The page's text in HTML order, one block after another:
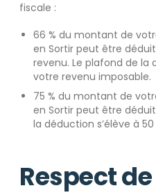
fiscale :
66 % du montant de
en Sortir peut être
revenu. Le plafond de la
votre revenu imposable.
75 % du montant de
en Sortir peut être
la déduction s’élève à
Respect